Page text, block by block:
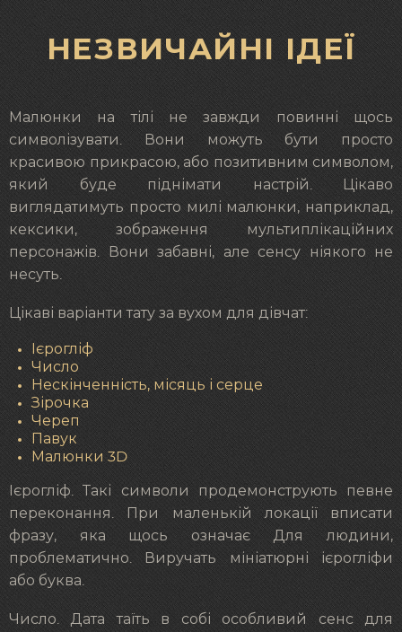
НЕЗВИЧАЙНІ ІДЕЇ
Малюнки на тілі не завжди повинні щось
символізувати. Вони можуть бути просто
красивою прикрасою, або позитивним символом,
який буде піднімати настрій. Цікаво
виглядатимуть просто милі малюнки, наприклад,
кексики, зображення мультиплікаційних
персонажів. Вони забавні, але сенсу ніякого не
несуть.
Цікаві варіанти тату за вухом для дівчат:
Ієрогліф
Число
Нескінченність, місяць і серце
Зірочка
Череп
Павук
Малюнки 3D
Ієрогліф. Такі символи продемонструють певне
переконання. При маленькій локації вписати
фразу, яка щось означає Для людини,
проблематично. Виручать мініатюрні ієрогліфи
або буква.
Число. Дата таїть в собі особливий сенс для